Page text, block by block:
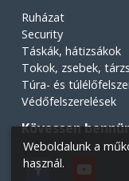
Ruházat
Security
Táskák, hátizsákok
Tokok, zsebek,
Túra- és
Védőfelszerelések
Kövessen
Weboldalunk a
használ.